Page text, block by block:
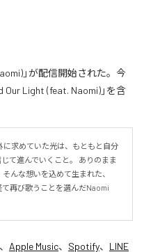
」が配信開始された。今
Light (feat. Naomi)」を含
に求めていた光は、もともと自分
て進んでいくこと。 ありのまま
んな想いを込めて生まれた、
再び歌うことを選んだNaomi
Apple Music、 Spotify、 LINE